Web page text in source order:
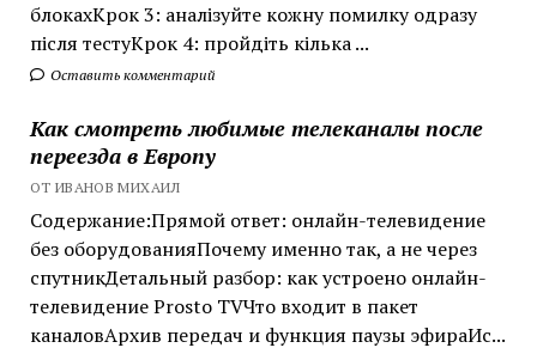
блокахКрок 3: аналізуйте кожну помилку одразу
після тестуКрок 4: пройдіть кілька ...
Оставить комментарий
Как смотреть любимые телеканалы после
переезда в Европу
ОТ ИВАНОВ МИХАИЛ
Содержание:Прямой ответ: онлайн-телевидение
без оборудованияПочему именно так, а не через
спутникДетальный разбор: как устроено онлайн-
телевидение Prosto TVЧто входит в пакет
каналовАрхив передач и функция паузы эфираИс...